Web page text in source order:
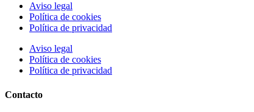
Aviso legal
Política de cookies
Política de privacidad
Aviso legal
Política de cookies
Política de privacidad
Contacto